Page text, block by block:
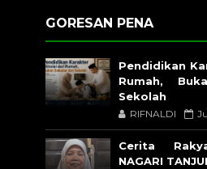
GORESAN PENA
Pendidikan
Rumah,
Sekolah
RIFNALDI
Cerita
NAGARI